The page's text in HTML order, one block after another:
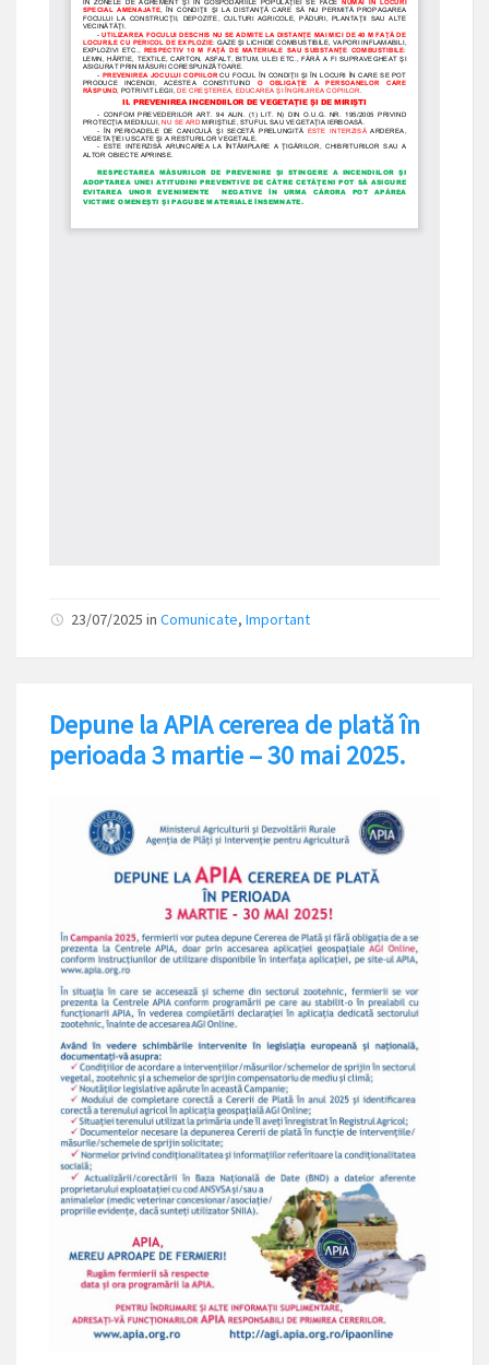
23/07/2025 in Comunicate, Important
Depune la APIA cererea de plată în
perioada 3 martie – 30 mai 2025.